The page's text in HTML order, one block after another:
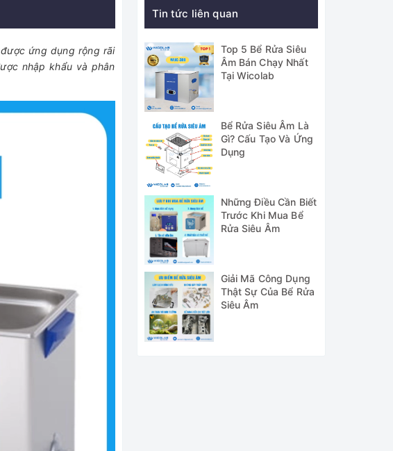
ứng dụng rộng rãi
nhập khẩu và phân
Tin tức liên quan
Top 5 Bể Rửa Siêu
Âm Bán Chạy Nhất
Tại Wicolab
Bể Rửa Siêu Âm Là
Gì? Cấu Tạo Và Ứng
Dụng
Những Điều Cần Biết
Trước Khi Mua Bể
Rửa Siêu Âm
Giải Mã Công Dụng
Thật Sự Của Bể Rửa
Siêu Âm